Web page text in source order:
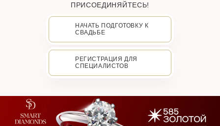
ПРИСОЕДИНЯЙТЕСЬ!
НАЧАТЬ ПОДГОТОВКУ К
СВАДЬБЕ
РЕГИСТРАЦИЯ ДЛЯ
СПЕЦИАЛИСТОВ